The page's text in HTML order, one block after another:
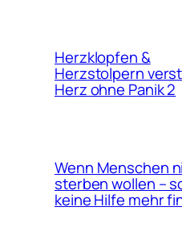
Herzklopfen &
Herzstolpern
Herz ohne Panik 2
Wenn Menschen
sterben wollen –
keine Hilfe mehr